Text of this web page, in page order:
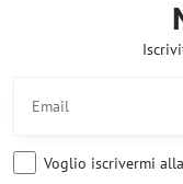
Voglio iscrivermi